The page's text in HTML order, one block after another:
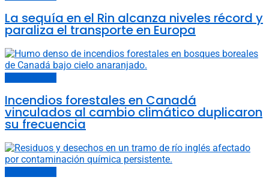
La sequía en el Rin alcanza niveles récord y
paraliza el transporte en Europa
Incendios forestales en Canadá
vinculados al cambio climático duplicaron
su frecuencia